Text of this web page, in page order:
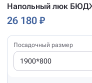
Напольный люк
26 180 ₽
Посадочный размер
1900*800